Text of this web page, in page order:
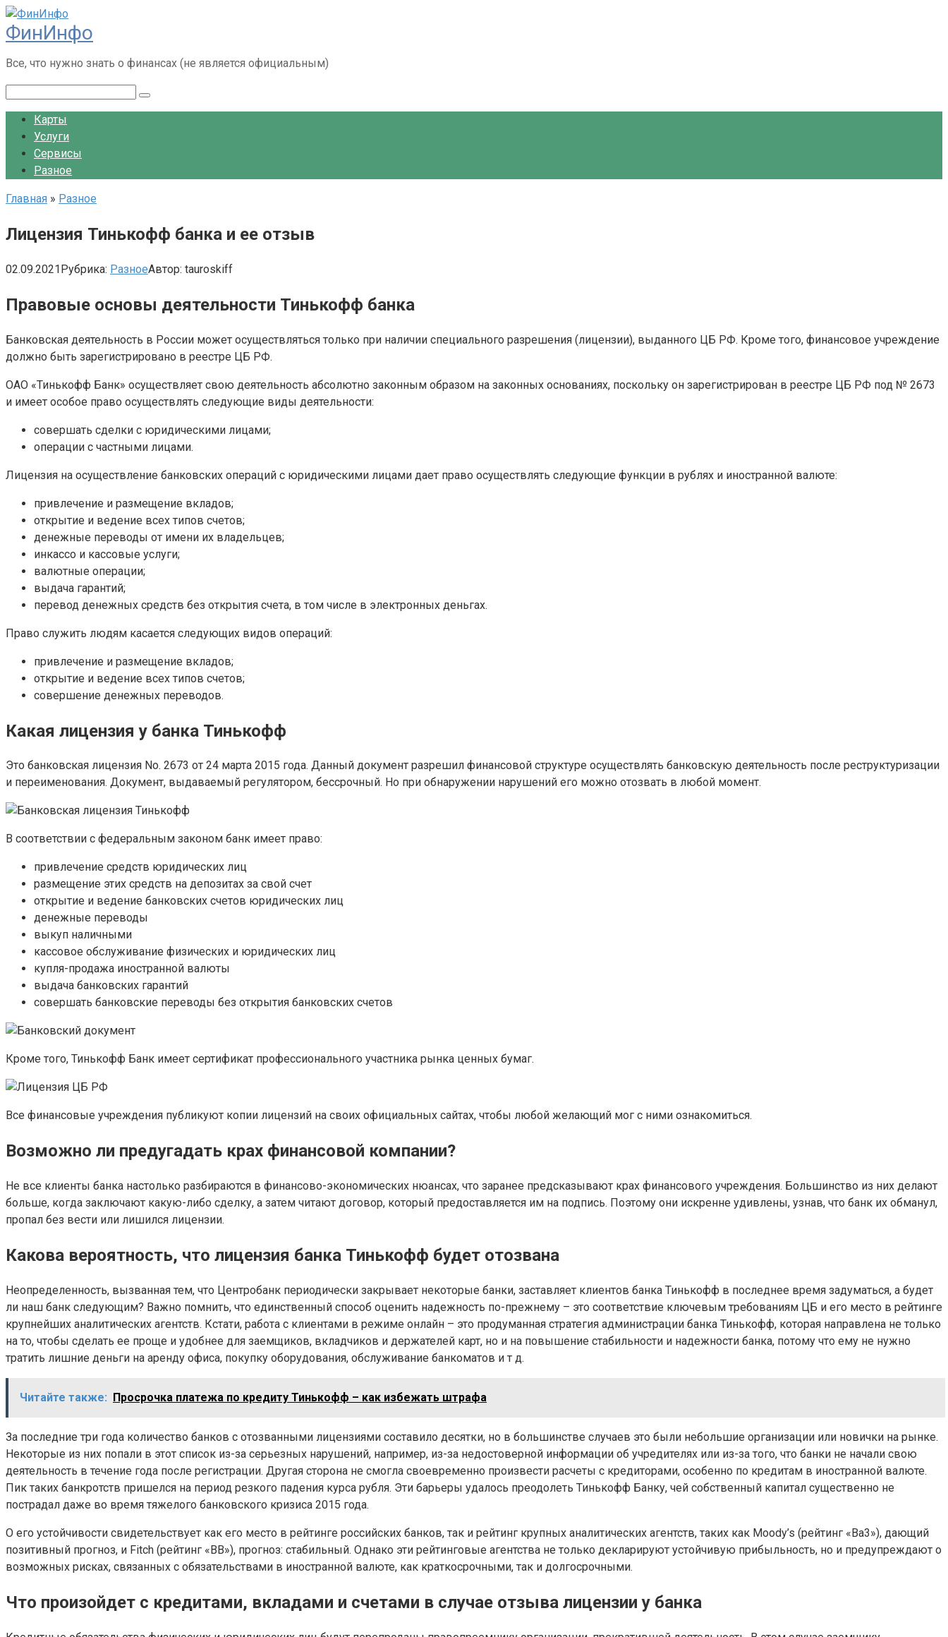
Перейти
к
контенту
ФинИнфо
Все, что нужно знать о финансах (не является официальным)
Карты
Услуги
Сервисы
Разное
Главная » Разное
Лицензия Тинькофф банка и ее отзыв
02.09.2021Рубрика: РазноеАвтор: tauroskiff
Правовые основы деятельности Тинькофф банка
Банковская деятельность в России может осуществляться только при наличии специального разрешения (лицензии), выданного ЦБ РФ. Кроме того, финансовое учреждение
должно быть зарегистрировано в реестре ЦБ РФ.
ОАО «Тинькофф Банк» осуществляет свою деятельность абсолютно законным образом на законных основаниях, поскольку он зарегистрирован в реестре ЦБ РФ под № 2673
и имеет особое право осуществлять следующие виды деятельности:
совершать сделки с юридическими лицами;
операции с частными лицами.
Лицензия на осуществление банковских операций с юридическими лицами дает право осуществлять следующие функции в рублях и иностранной валюте:
привлечение и размещение вкладов;
открытие и ведение всех типов счетов;
денежные переводы от имени их владельцев;
инкассо и кассовые услуги;
валютные операции;
выдача гарантий;
перевод денежных средств без открытия счета, в том числе в электронных деньгах.
Право служить людям касается следующих видов операций:
привлечение и размещение вкладов;
открытие и ведение всех типов счетов;
совершение денежных переводов.
Какая лицензия у банка Тинькофф
Это банковская лицензия No. 2673 от 24 марта 2015 года. Данный документ разрешил финансовой структуре осуществлять банковскую деятельность после реструктуризации
и переименования. Документ, выдаваемый регулятором, бессрочный. Но при обнаружении нарушений его можно отозвать в любой момент.
В соответствии с федеральным законом банк имеет право:
привлечение средств юридических лиц
размещение этих средств на депозитах за свой счет
открытие и ведение банковских счетов юридических лиц
денежные переводы
выкуп наличными
кассовое обслуживание физических и юридических лиц
купля-продажа иностранной валюты
выдача банковских гарантий
совершать банковские переводы без открытия банковских счетов
Кроме того, Тинькофф Банк имеет сертификат профессионального участника рынка ценных бумаг.
Все финансовые учреждения публикуют копии лицензий на своих официальных сайтах, чтобы любой желающий мог с ними ознакомиться.
Возможно ли предугадать крах финансовой компании?
Не все клиенты банка настолько разбираются в финансово-экономических нюансах, что заранее предсказывают крах финансового учреждения. Большинство из них делают
больше, когда заключают какую-либо сделку, а затем читают договор, который предоставляется им на подпись. Поэтому они искренне удивлены, узнав, что банк их обманул,
пропал без вести или лишился лицензии.
Какова вероятность, что лицензия банка Тинькофф будет отозвана
Неопределенность, вызванная тем, что Центробанк периодически закрывает некоторые банки, заставляет клиентов банка Тинькофф в последнее время задуматься, а будет
ли наш банк следующим? Важно помнить, что единственный способ оценить надежность по-прежнему – это соответствие ключевым требованиям ЦБ и его место в рейтинге
крупнейших аналитических агентств. Кстати, работа с клиентами в режиме онлайн – это продуманная стратегия администрации банка Тинькофф, которая направлена ​​не только
на то, чтобы сделать ее проще и удобнее для заемщиков, вкладчиков и держателей карт, но и на повышение стабильности и надежности банка, потому что ему не нужно
тратить лишние деньги на аренду офиса, покупку оборудования, обслуживание банкоматов и т д.
Читайте также: Просрочка платежа по кредиту Тинькофф – как избежать штрафа
За последние три года количество банков с отозванными лицензиями составило десятки, но в большинстве случаев это были небольшие организации или новички на рынке.
Некоторые из них попали в этот список из-за серьезных нарушений, например, из-за недостоверной информации об учредителях или из-за того, что банки не начали свою
деятельность в течение года после регистрации. Другая сторона не смогла своевременно произвести расчеты с кредиторами, особенно по кредитам в иностранной валюте.
Пик таких банкротств пришелся на период резкого падения курса рубля. Эти барьеры удалось преодолеть Тинькофф Банку, чей собственный капитал существенно не
пострадал даже во время тяжелого банковского кризиса 2015 года.
О его устойчивости свидетельствует как его место в рейтинге российских банков, так и рейтинг крупных аналитических агентств, таких как Moody’s (рейтинг «Ва3»), дающий
позитивный прогноз, и Fitch (рейтинг «BB»), прогноз: стабильный. Однако эти рейтинговые агентства не только декларируют устойчивую прибыльность, но и предупреждают о
возможных рисках, связанных с обязательствами в иностранной валюте, как краткосрочными, так и долгосрочными.
Что произойдет с кредитами, вкладами и счетами в случае отзыва лицензии у банка